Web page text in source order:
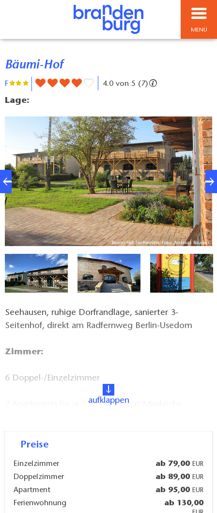
MENÜ
Bäumi-Hof
F 4.0 von 5 (7)
Lage:
Bäumi-Hof Seehausen, Foto: Andreas Bäumer
Seehausen, ruhige Dorfrandlage, sanierter 3-
Seitenhof, direkt am Radfernweg Berlin-Usedom
Zimmer:
6 Doppel-/Einzelzimmer
7 Apartments für je 2 Personen mit Miniküche
Details:
alle Zimmer mit Dusche/WC, Nichtraucherzimmer,
aufklappen
Preise
Einzelzimmer ab 79,00 EUR
Doppelzimmer ab 89,00 EUR
Apartment ab 95,00 EUR
Ferienwohnung ab 130,00